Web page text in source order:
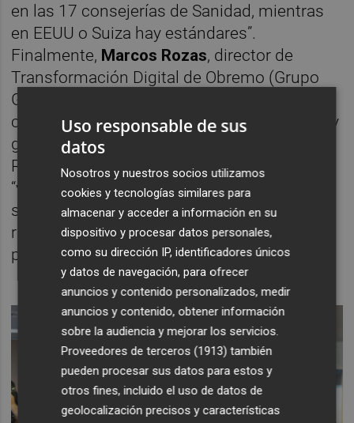
en las 17 consejerías de Sanidad, mientras
en EEUU o Suiza hay estándares”.
Finalmente, Marcos Rozas, director de
Transformación Digital de Obremo (Grupo
Gimeno),
contar “con técnicos que sepan de negocio y
gestores que entiendan de tecnología”.
Rozas se mostró persuadido de que la IA
“viene a potenciar a las personas, no a
sustituirlas” y se refirió a los datos “como un
reto, porque primero hay que obtenerlos,
pero luego también hay que compartirlos”.
Uso responsable de sus
datos
Nosotros y nuestros socios utilizamos
cookies y tecnologías similares para
almacenar y acceder a información en su
dispositivo y procesar datos personales,
como su dirección IP, identificadores únicos
y datos de navegación, para ofrecer
anuncios y contenido personalizados, medir
anuncios y contenido, obtener información
sobre la audiencia y mejorar los servicios.
Proveedores de terceros (1913) también
pueden procesar sus datos para estos y
otros fines, incluido el uso de datos de
geolocalización precisos y características